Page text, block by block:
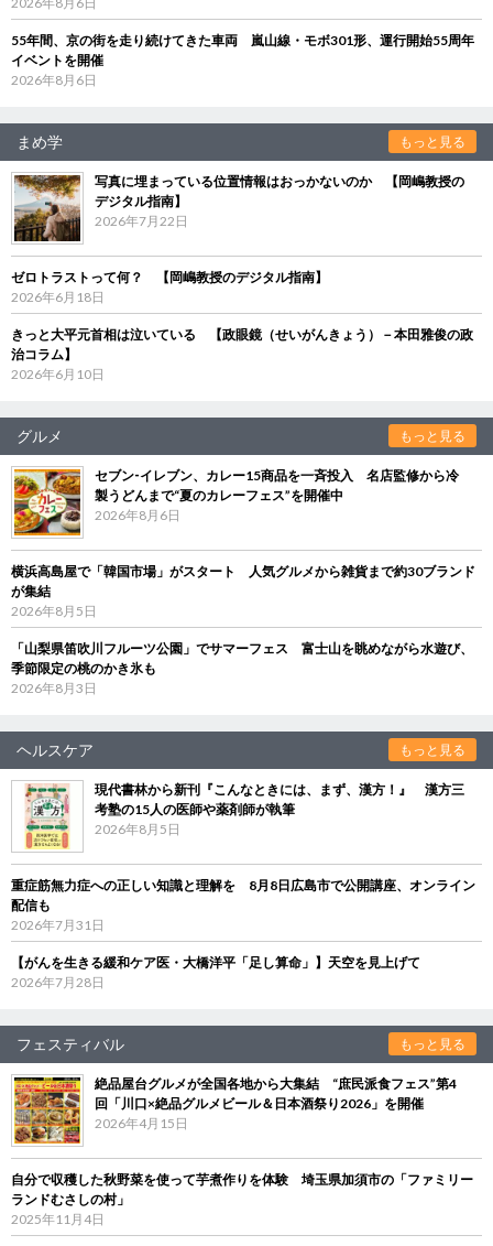
55年間、京の街を走り続けてきた車両 嵐山線・モボ301形、運行開始55周年
イベントを開催
2026年8月6日
まめ学 もっと見る
写真に埋まっている位置情報はおっかないのか 【岡嶋教授の
デジタル指南】
2026年7月22日
ゼロトラストって何？ 【岡嶋教授のデジタル指南】
2026年6月18日
きっと大平元首相は泣いている 【政眼鏡（せいがんきょう）－本田雅俊の政
治コラム】
2026年6月10日
グルメ もっと見る
セブン‐イレブン、カレー15商品を一斉投入 名店監修から冷
製うどんまで“夏のカレーフェス”を開催中
2026年8月6日
横浜高島屋で「韓国市場」がスタート 人気グルメから雑貨まで約30ブランド
が集結
2026年8月5日
「山梨県笛吹川フルーツ公園」でサマーフェス 富士山を眺めながら水遊び、
季節限定の桃のかき氷も
2026年8月3日
ヘルスケア もっと見る
現代書林から新刊『こんなときには、まず、漢方！』 漢方三
考塾の15人の医師や薬剤師が執筆
2026年8月5日
重症筋無力症への正しい知識と理解を 8月8日広島市で公開講座、オンライン
配信も
2026年7月31日
【がんを生きる緩和ケア医・大橋洋平「足し算命」】天空を見上げて
2026年7月28日
フェスティバル もっと見る
絶品屋台グルメが全国各地から大集結 “庶民派食フェス”第4
回「川口×絶品グルメビール＆日本酒祭り2026」を開催
2026年4月15日
自分で収穫した秋野菜を使って芋煮作りを体験 埼玉県加須市の「ファミリー
ランドむさしの村」
2025年11月4日